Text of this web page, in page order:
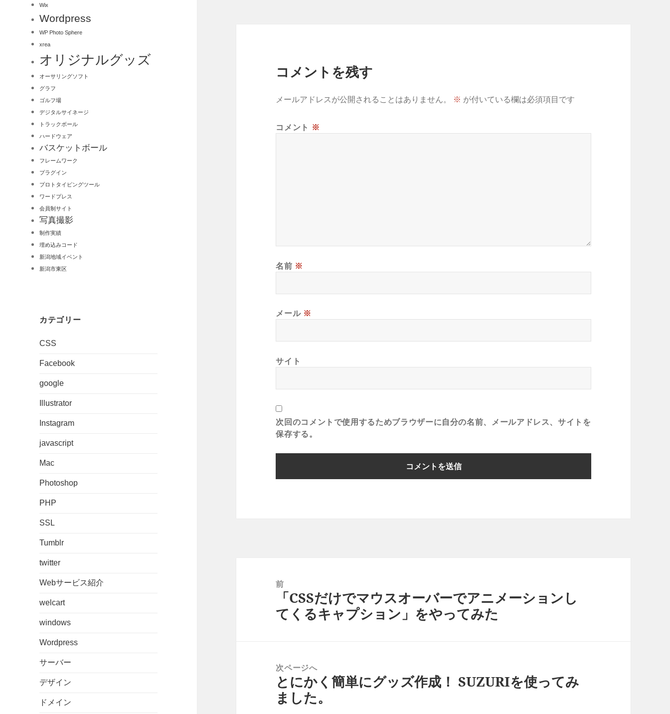
Wix
Wordpress
WP Photo Sphere
xrea
オリジナルグッズ
オーサリングソフト
グラフ
ゴルフ場
デジタルサイネージ
トラックボール
ハードウェア
バスケットボール
フレームワーク
プラグイン
プロトタイピングツール
ワードプレス
会員制サイト
写真撮影
制作実績
埋め込みコード
新潟地域イベント
新潟市東区
カテゴリー
CSS
Facebook
google
Illustrator
Instagram
javascript
Mac
Photoshop
PHP
SSL
Tumblr
twitter
Webサービス紹介
welcart
windows
Wordpress
サーバー
デザイン
ドメイン
コメントを残す
メールアドレスが公開されることはありません。 ※ が付いている欄は必須項目です
コメント ※
名前 ※
メール ※
サイト
次回のコメントで使用するためブラウザーに自分の名前、メールアドレス、サイトを
保存する。
前
の
投
「CSSだけでマウスオーバーでアニメーションし
てくるキャプション」をやってみた
次ページへ
次
の
投
とにかく簡単にグッズ作成！ SUZURIを使ってみ
ました。